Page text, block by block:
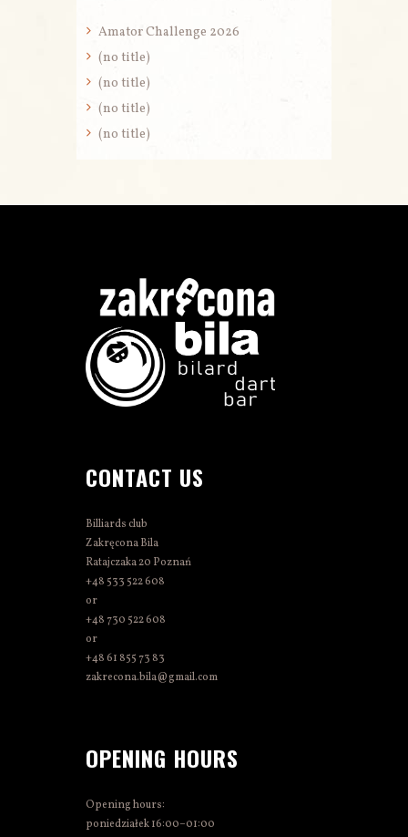
Amator Challenge 2026
(no title)
(no title)
(no title)
(no title)
CONTACT US
Billiards club
Zakręcona Bila
Ratajczaka 20 Poznań
+48 533 522 608
or
+48 730 522 608
or
+48 61 855 73 83
zakrecona.bila@gmail.com
OPENING HOURS
Opening hours:
poniedziałek 16:00–01:00